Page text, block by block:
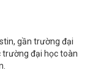
gần trường đại
trường đại học toàn